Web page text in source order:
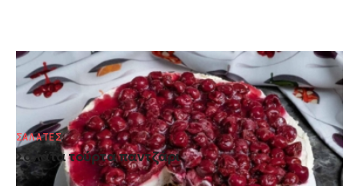
Cheesecake με μελομακάρονα
ΠΑΡΑΔΟΣΙΑΚΑ ΓΛΥΚΑ
Σαλάτα τούρτα παντζάρι
ΣΑΛΑΤΕΣ